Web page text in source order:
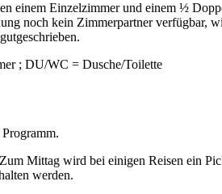
einem Einzelzimmer und einem ½
noch kein Zimmerpartner verfügbar,
; DU/WC = Dusche/Toilette
Mittag wird bei einigen Reisen ein
werden.